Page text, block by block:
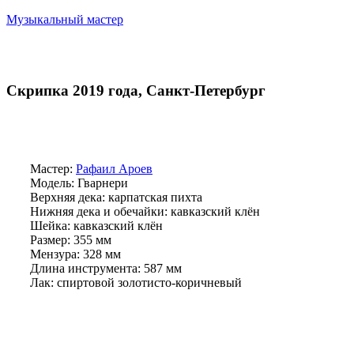
Музыкальный мастер
Скрипка 2019 года, Санкт-Петербург
Мастер: Рафаил Ароев
Модель: Гварнери
Верхняя дека: карпатская пихта
Нижняя дека и обечайки: кавказский клён
Шейка: кавказский клён
Размер: 355 мм
Мензура: 328 мм
Длина инструмента: 587 мм
Лак: спиртовой золотисто-коричневый